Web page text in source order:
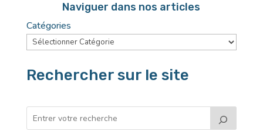
Naviguer dans nos articles
Catégories
Rechercher sur le site